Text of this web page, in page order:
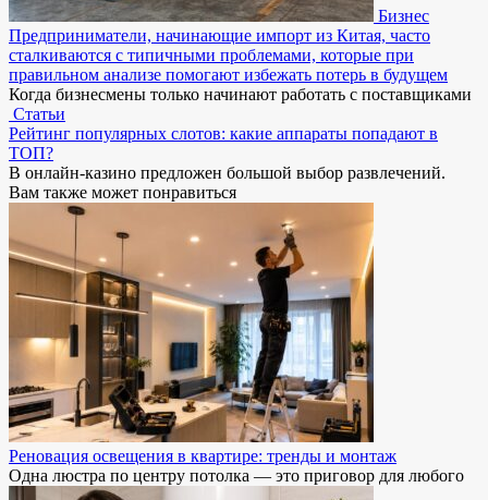
Бизнес
Предприниматели, начинающие импорт из Китая, часто
сталкиваются с типичными проблемами, которые при
правильном анализе помогают избежать потерь в будущем
Когда бизнесмены только начинают работать с поставщиками
Статьи
Рейтинг популярных слотов: какие аппараты попадают в
ТОП?
В онлайн-казино предложен большой выбор развлечений.
Вам также может понравиться
Реновация освещения в квартире: тренды и монтаж
Одна люстра по центру потолка — это приговор для любого